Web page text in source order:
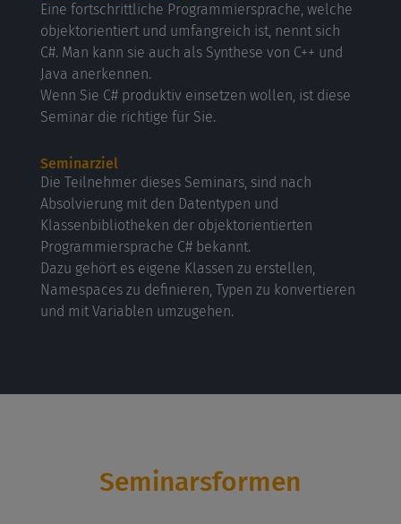
Eine fortschrittliche Programmiersprache, welche
objektorientiert und umfangreich ist, nennt sich
C#. Man kann sie auch als Synthese von C++ und
Java anerkennen.
Wenn Sie C# produktiv einsetzen wollen, ist diese
Seminar die richtige für Sie.
Seminarziel
Die Teilnehmer dieses Seminars, sind nach
Absolvierung mit den Datentypen und
Klassenbibliotheken der objektorientierten
Programmiersprache C# bekannt.
Dazu gehört es eigene Klassen zu erstellen,
Namespaces zu definieren, Typen zu konvertieren
und mit Variablen umzugehen.
Seminarsformen